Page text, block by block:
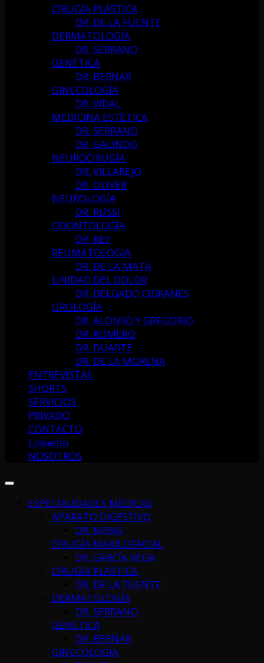
CIRUGÍA PLÁSTICA
DR. DE LA FUENTE
DERMATOLOGÍA
DR. SERRANO
GENÉTICA
DR. BERNAR
GINECOLOGÍA
DR. VIDAL
MEDICINA ESTÉTICA
DR. SERRANO
DR. GALINDO
NEUROCIRUGÍA
DR. VILLAREJO
DR. OLIVER
NEUROLOGÍA
DR. RUSSI
ODONTOLOGÍA
DR. REY
REUMATOLOGÍA
DR. DE LA MATA
UNIDAD DEL DOLOR
DR. DELGADO CIDRANES
UROLOGÍA
DR. ALONSO Y GREGORIO
DR. ROMERO
DR. DUARTE
DR. DE LA MORENA
ENTREVISTAS
SHORTS
SERVICIOS
PRIVADO
CONTACTO
LinkedIn
NOSOTROS
ESPECIALIDADES MÉDICAS
APARATO DIGESTIVO
DR. MIRAS
CIRUGÍA MAXILOFACIAL
DR. GARCÍA VEGA
CIRUGÍA PLÁSTICA
DR. DE LA FUENTE
DERMATOLOGÍA
DR. SERRANO
GENÉTICA
DR. BERNAR
GINECOLOGÍA